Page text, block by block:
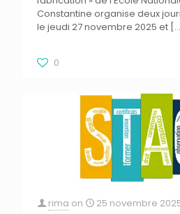
Constantine organise deux
le jeudi 27 novembre 2025 et […]
0
rima on
25 novembre